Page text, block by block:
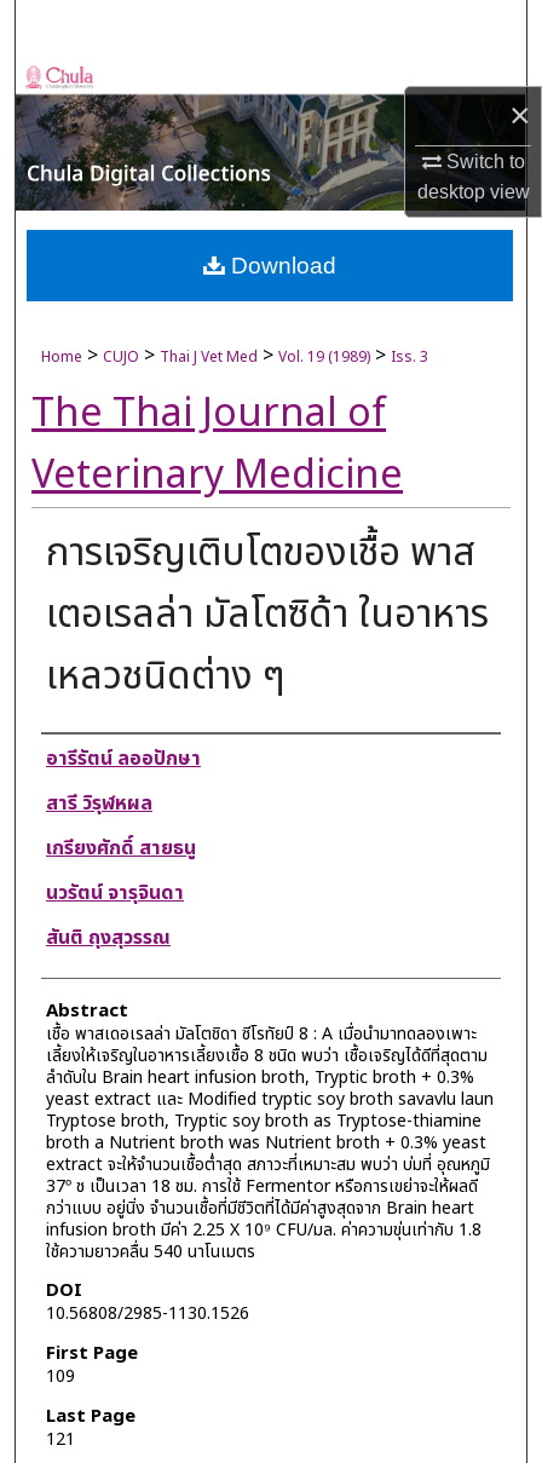
×
Switch to
desktopview
Browse Collections
My Account
About
Digital Commons Network™
Home > CUJO > Thai J Vet Med > Vol. 19 (1989) > Iss. 3
The Thai Journal of
Veterinary Medicine
การเจริญเติบโตของเชื้อ พาส
เตอเรลล่า มัลโตซิด้า ในอาหาร
เหลวชนิดต่าง ๆ
Authors
อารีรัตน์ ลออปักษา
สารี วิรุฬหผล
เกรียงศักดิ์ สายธนู
นวรัตน์ จารุจินดา
สันติ ถุงสุวรรณ
Abstract
เชื้อ พาสเดอเรลล่า มัลโตชิดา ซีโรทัยป์ 8 : A เมื่อนำมาทดลองเพาะ
เลี้ยงให้เจริญในอาหารเลี้ยงเชื้อ 8 ชนิด พบว่า เชื้อเจริญได้ดีที่สุดตาม
ลำดับใน Brain heart infusion broth, Tryptic broth + 0.3%
yeast extract และ Modified tryptic soy broth savavlu laun
Tryptose broth, Tryptic soy broth as Tryptose-thiamine
broth a Nutrient broth was Nutrient broth + 0.3% yeast
extract จะให้จำนวนเชื้อต่ำสุด สภาวะที่เหมาะสม พบว่า บ่มที่ อุณหภูมิ
37º ช เป็นเวลา 18 ชม. การใช้ Fermentor หรือการเขย่าจะให้ผลดี
กว่าแบบ อยู่นิ่ง จำนวนเชื้อที่มีชีวิตที่ได้มีค่าสูงสุดจาก Brain heart
infusion broth มีค่า 2.25 X 10⁹ CFU/มล. ค่าความขุ่นเท่ากับ 1.8
ใช้ความยาวคลื่น 540 นาโนเมตร
DOI
10.56808/2985-1130.1526
First Page
109
Last Page
121
Download